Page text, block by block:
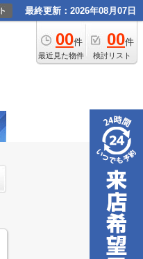
最終更新：2026年08月07日
00件
最近見た物件
00件
検討リスト